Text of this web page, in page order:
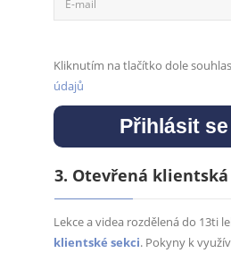
Kliknutím na tlačítko dole
údajů
3. Otevřená klientská
Lekce a videa rozdělená do 13ti
klientské sekci. Pokyny k